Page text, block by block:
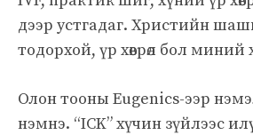
дээр устгадаг. Христийн
тодорхой, үр хөврөл бол миний
Олон тооны Eugenics-ээр
нэмнэ. “ICK” хүчин зүйлээс